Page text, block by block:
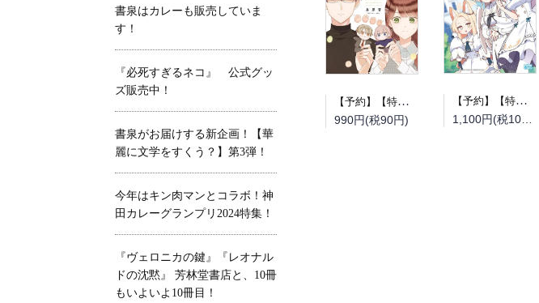
【予約】【特典付き】空気が「読める」新入社員と無愛想な先輩 8（08/25頃発送予定）
990円(税90円)
【予約】【特典付き】ブルーアーカイブ公式4コマ ぶるーあーかいぶっ！ 2（08/25頃発送予定）
1,100円(税100円)
書泉はカレーも販売していま
す！
『必死すぎるネコ』 公式グッ
ズ販売中！
書泉がお届けする新企画！【華
麗に文学をすくう？】第3弾！
今年はキン肉マンとコラボ！神
田カレーグランプリ2024特集！
『ヴェロニカの鍵』『レオナル
ドの沈黙』 芳林堂書店と、10冊
もいよいよ10冊目！